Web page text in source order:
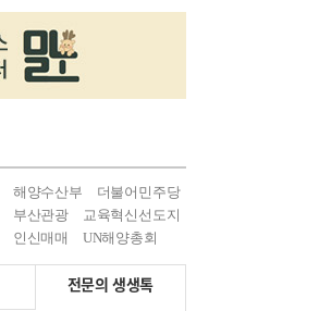
해양수산부
더불어민주당
부산관광
교육혁신선도지
인신매매 UN해양총회
전문의 생생톡